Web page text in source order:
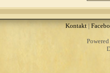
Kontakt|